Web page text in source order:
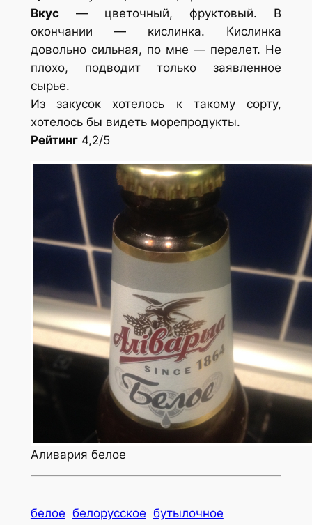
Вкус— цветочный, фруктовый. В
окончании — кислинка. Кислинка
довольно сильная, по мне — перелет. Не
плохо, подводит только заявленное
сырье.
Из закусок хотелось к такому сорту,
хотелось бы видеть морепродукты.
Рейтинг4,2/5
Аливария белое
белое белорусское бутылочное